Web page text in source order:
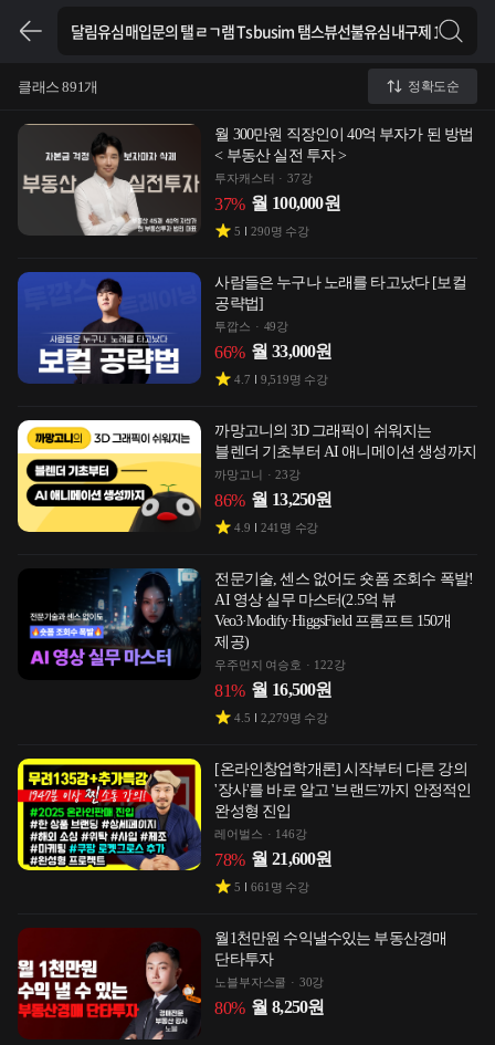
클래스 891개 정확도순
월 300만원 직장인이 40억 부자가 된 방법
< 부동산 실전 투자 >
투자캐스터 37강
37% 월 100,000원
5 290명 수강
사람들은 누구나 노래를 타고났다 [보컬
공략법]
투깝스 49강
66% 월 33,000원
4.7 9,519명 수강
까망고니의 3D 그래픽이 쉬워지는
블렌더 기초부터 AI 애니메이션 생성까지
까망고니 23강
86% 월 13,250원
4.9 241 명 수강
전문기술, 센스 없어도 숏폼 조회수 폭발!
AI 영상 실무 마스터(2.5억 뷰
Veo3·Modify·HiggsField 프롬프트 150개
제공)
우주먼지 여승호 122강
81% 월 16,500원
4.5 2,279명 수강
[온라인창업학개론] 시작부터 다른 강의
'장사'를 바로 알고 '브랜드'까지 안정적인
완성형 진입
레어벌스 146강
78% 월 21,600원
5 661 명 수강
월1천만원 수익낼수있는 부동산경매
단타투자
노블부자스쿨 30강
80% 월 8,250원